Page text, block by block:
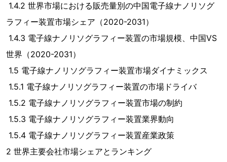
1.4.2 世界市場における販売量別の中国電子線ナノリソグ
ラフィー装置市場シェア（2020-2031）
1.4.3 電子線ナノリソグラフィー装置の市場規模、中国VS
世界（2020-2031）
1.5 電子線ナノリソグラフィー装置市場ダイナミックス
1.5.1 電子線ナノリソグラフィー装置の市場ドライバ
1.5.2 電子線ナノリソグラフィー装置市場の制約
1.5.3 電子線ナノリソグラフィー装置業界動向
1.5.4 電子線ナノリソグラフィー装置産業政策
2 世界主要会社市場シェアとランキング